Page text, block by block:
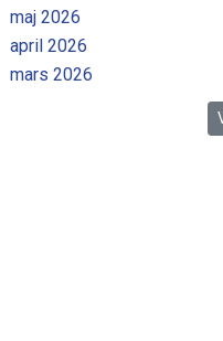
maj 2026
april 2026
mars 2026